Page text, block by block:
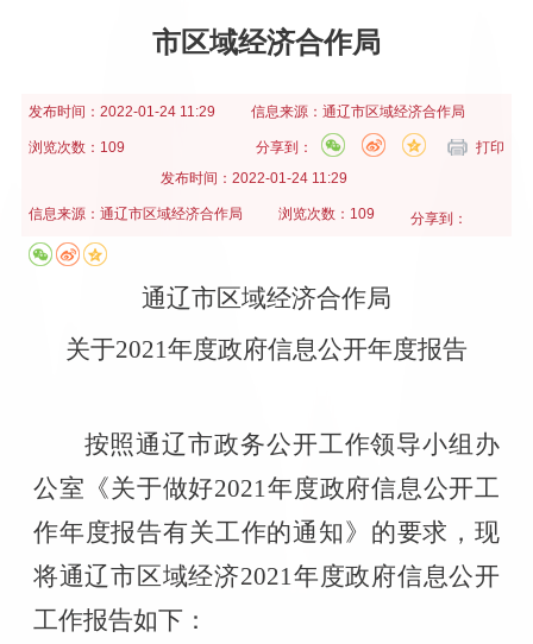
市区域经济合作局
发布时间： 2022-01-24 11:29 信息来源： 通辽市区域经济合作局
浏览次数：109 打印
分享到：
发布时间： 2022-01-24 11:29
信息来源： 通辽市区域经济合作局 浏览次数：109 分享到：
通辽市区域经济合作局
关于2021年度政府信息公开年度报告
按照通辽市政务公开工作领导小组办
公室《关于做好2021 年度政府信息公开工
作年度报告有关工作的通知》的要求，现
将通辽市区域经济2021 年度政府信息公开
工作报告如下：